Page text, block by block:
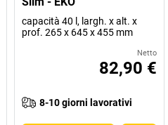
capacità 40 l, largh. x alt. x
prof. 265 x 645 x 455 mm
Netto
82,90 €
8-10 giorni lavorativi